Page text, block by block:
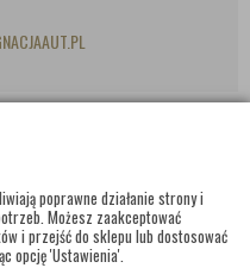
poprawne działanie strony i
Możesz zaakceptować
i przejść do sklepu lub dostosować
opcję 'Ustawienia'.